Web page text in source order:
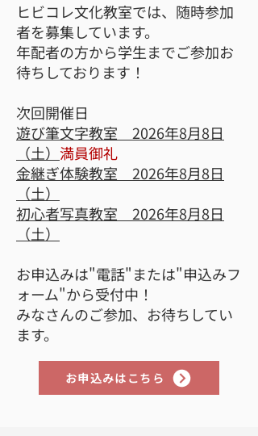
ヒビコレ文化教室では、随時参加
者を募集しています。
年配者の方から学生までご参加お
待ちしております！
次回開催日
遊び筆文字教室 2026年8月8日
（土） 満員御礼
金継ぎ体験教室 2026年8月8日
（土）
初心者写真教室 2026年8月8日
（土）
お申込みは"電話"または"申込みフ
ォーム"から受付中！​
みなさんのご参加、お待ちしてい
ます。
お申込みはこちら